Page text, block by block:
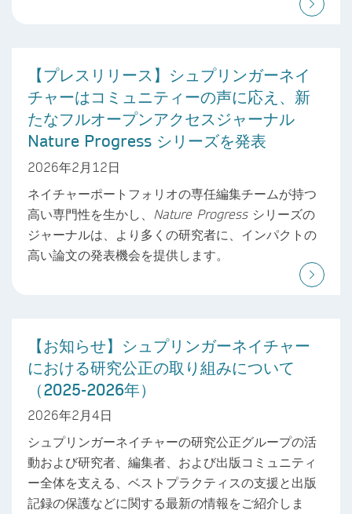
【プレスリリース】シュプリンガーネイ
チャーはコミュニティーの声に応え、新
たなフルオープンアクセスジャーナル
Nature Progress シリーズを発表
2026年2月12日
ネイチャーポートフォリオの専任編集チームが持つ
高い専門性を生かし、 Nature Progress シリーズの
ジャーナルは、より多くの研究者に、インパクトの
高い論文の発表機会を提供します。
【お知らせ】シュプリンガーネイチャー
における研究公正の取り組みについて
（2025-2026年）
2026年2月4日
シュプリンガーネイチャーの研究公正グループの活
動および研究者、編集者、および出版コミュニティ
ー全体を支える、ベストプラクティスの支援と出版
記録の保護などに関する最新の情報をご紹介しま